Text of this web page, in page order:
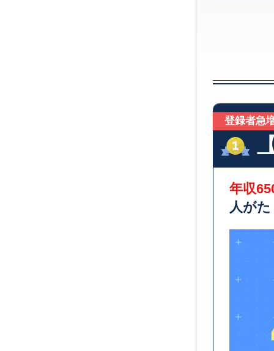
登録者急
年収
人が